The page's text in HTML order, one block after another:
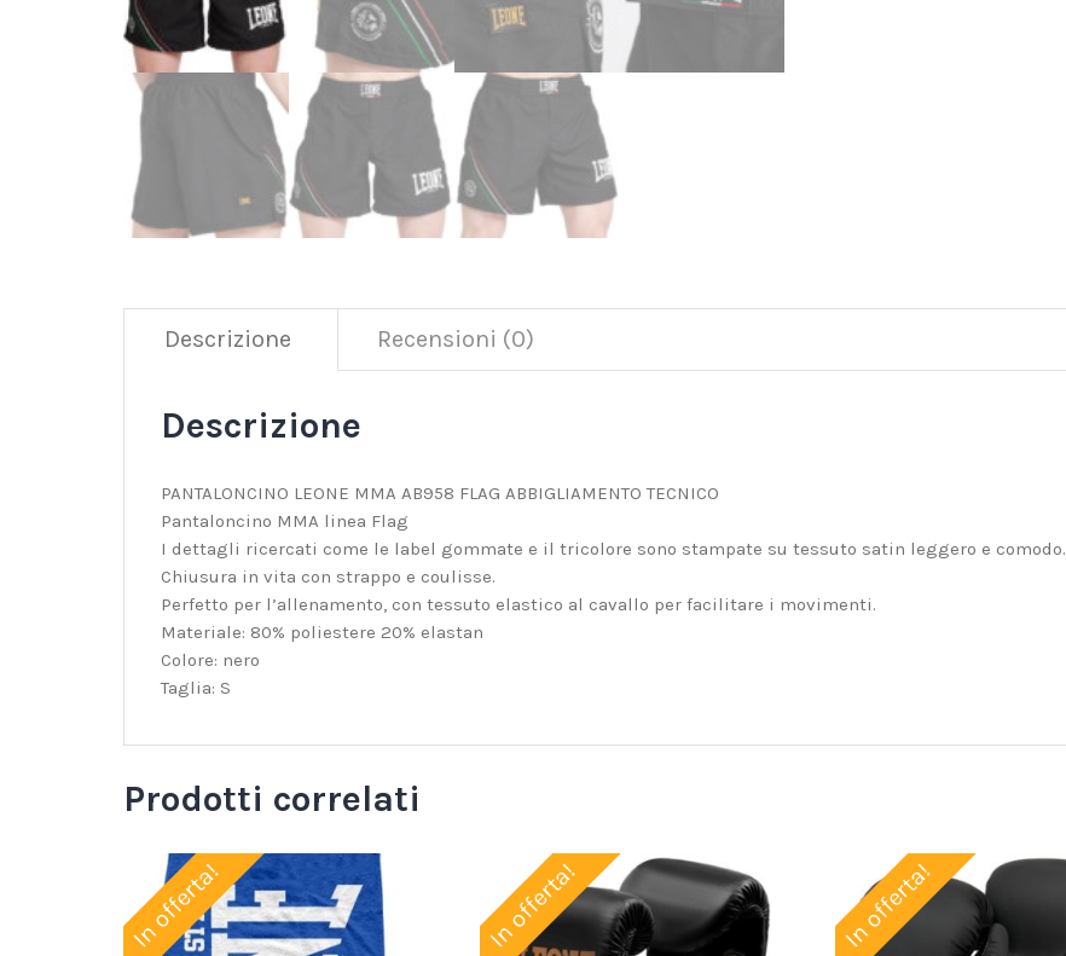
Descrizione Recensioni (0)
Descrizione
PANTALONCINO LEONE MMA AB958 FLAG ABBIGLIAMENTO TECNICO
Pantaloncino MMA linea Flag
I dettagli ricercati come le label gommate e il tricolore sono stampate su tessuto satin leggero e comodo.
Chiusura in vita con strappo e coulisse.
Perfetto per l’allenamento, con tessuto elastico al cavallo per facilitare i movimenti.
Materiale: 80% poliestere 20% elastan
Colore: nero
Taglia: S
Prodotti correlati
In offerta! In offerta! In offerta!